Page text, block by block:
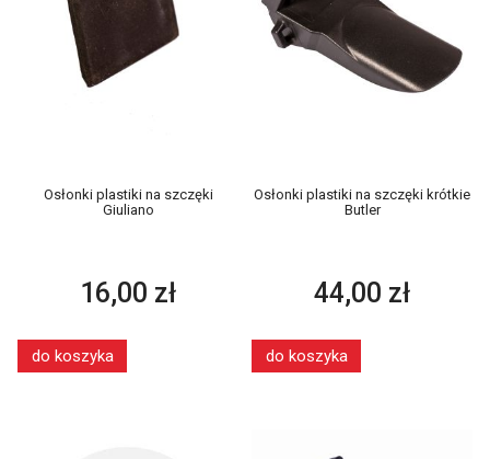
Osłonki plastiki na szczęki
Giuliano
16,00 zł
do koszyka
Osłonki plastiki na szczęki krótkie
Butler
44,00 zł
do koszyka